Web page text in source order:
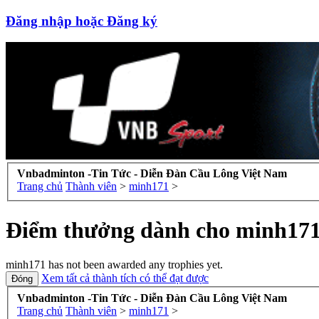
Đăng nhập hoặc Đăng ký
Vnbadminton -Tin Tức - Diễn Đàn Cầu Lông Việt Nam
Trang chủ Thành viên > minh171 >
Điểm thưởng dành cho
minh171 has not been awarded any trophies yet.
Xem tất cả thành tích có thể đạt được
Vnbadminton -Tin Tức - Diễn Đàn Cầu Lông Việt Nam
Trang chủ Thành viên > minh171 >